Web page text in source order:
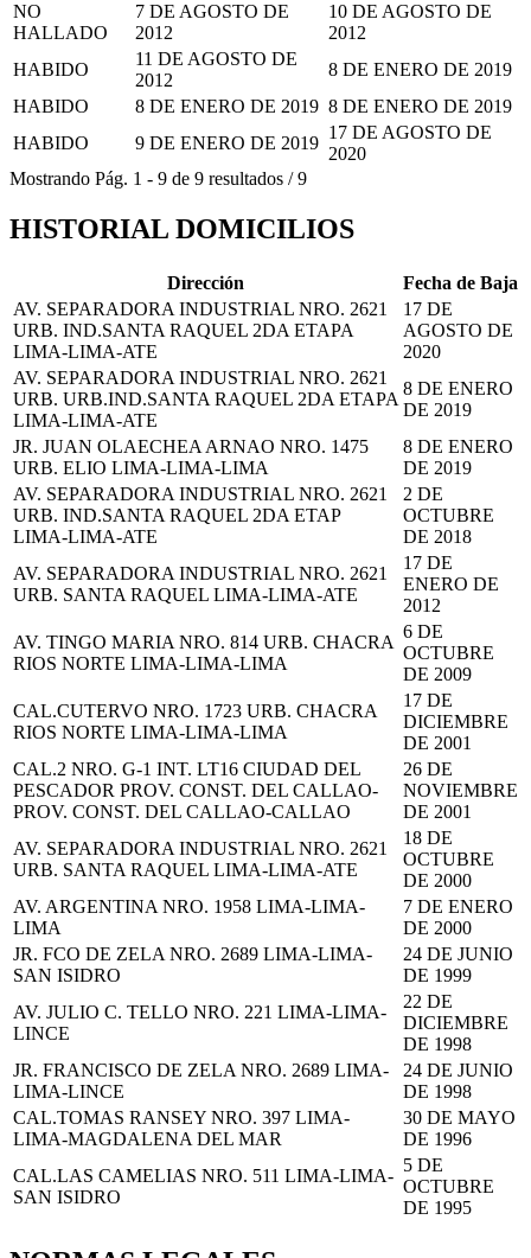
NO
HALLADO
7 DE AGOSTO DE
2012
10 DE AGOSTO DE
2012
HABIDO
11 DE AGOSTO DE
2012
8 DE ENERO DE 2019
HABIDO
8 DE ENERO DE 2019 8 DE ENERO DE 2019
HABIDO
9 DE ENERO DE 2019
17 DE AGOSTO DE
2020
Mostrando Pág. 1 - 9 de 9 resultados /9
HISTORIAL DOMICILIOS
Dirección
Fecha de Baja
AV. SEPARADORA INDUSTRIAL NRO. 2621
URB. IND.SANTA RAQUEL 2DA ETAPA
LIMA-LIMA-ATE
17 DE
AGOSTO DE
2020
AV. SEPARADORA INDUSTRIAL NRO. 2621
URB. URB.IND.SANTA RAQUEL 2DA ETAPA
LIMA-LIMA-ATE
8 DE ENERO
DE 2019
JR. JUAN OLAECHEA ARNAO NRO. 1475
URB. ELIO LIMA-LIMA-LIMA
8 DE ENERO
DE 2019
AV. SEPARADORA INDUSTRIAL NRO. 2621
URB. IND.SANTA RAQUEL 2DA ETAP
LIMA-LIMA-ATE
2 DE
OCTUBRE
DE 2018
AV. SEPARADORA INDUSTRIAL NRO. 2621
URB. SANTA RAQUEL LIMA-LIMA-ATE
17 DE
ENERO DE
2012
AV. TINGO MARIA NRO. 814 URB. CHACRA
RIOS NORTE LIMA-LIMA-LIMA
6 DE
OCTUBRE
DE 2009
CAL.CUTERVO NRO. 1723 URB. CHACRA
RIOS NORTE LIMA-LIMA-LIMA
17 DE
DICIEMBRE
DE 2001
CAL.2 NRO. G-1 INT. LT16 CIUDAD DEL
PESCADOR PROV. CONST. DEL CALLAO-
PROV. CONST. DEL CALLAO-CALLAO
26 DE
NOVIEMBRE
DE 2001
AV. SEPARADORA INDUSTRIAL NRO. 2621
URB. SANTA RAQUEL LIMA-LIMA-ATE
18 DE
OCTUBRE
DE 2000
AV. ARGENTINA NRO. 1958 LIMA-LIMA-
LIMA
7 DE ENERO
DE 2000
JR. FCO DE ZELA NRO. 2689 LIMA-LIMA-
SAN ISIDRO
24 DE JUNIO
DE 1999
AV. JULIO C. TELLO NRO. 221 LIMA-LIMA-
LINCE
22 DE
DICIEMBRE
DE 1998
JR. FRANCISCO DE ZELA NRO. 2689 LIMA-
LIMA-LINCE
24 DE JUNIO
DE 1998
CAL.TOMAS RANSEY NRO. 397 LIMA-
LIMA-MAGDALENA DEL MAR
30 DE MAYO
DE 1996
CAL.LAS CAMELIAS NRO. 511 LIMA-LIMA-
SAN ISIDRO
5 DE
OCTUBRE
DE 1995